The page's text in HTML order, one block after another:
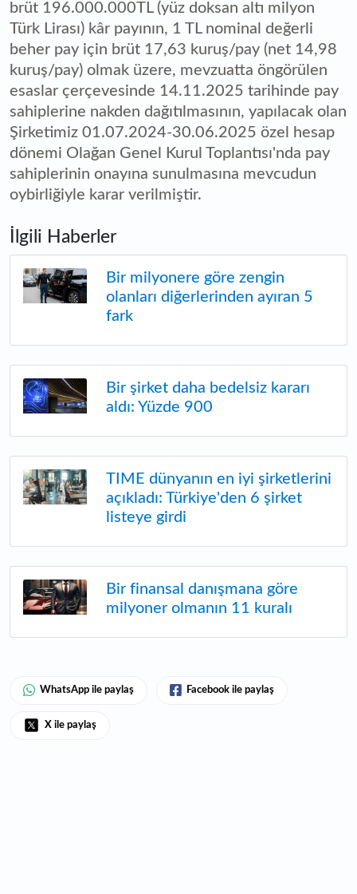
brüt 196.000.000TL (yüz doksan altı milyon
Türk Lirası) kâr payının, 1 TL nominal değerli
beher pay için brüt 17,63 kuruş/pay (net 14,98
kuruş/pay) olmak üzere, mevzuatta öngörülen
esaslar çerçevesinde 14.11.2025 tarihinde pay
sahiplerine nakden dağıtılmasının, yapılacak olan
Şirketimiz 01.07.2024-30.06.2025 özel hesap
dönemi Olağan Genel Kurul Toplantısı'nda pay
sahiplerinin onayına sunulmasına mevcudun
oybirliğiyle karar verilmiştir.
İlgili Haberler
Bir milyonere göre zengin
olanları diğerlerinden ayıran 5
fark
Bir şirket daha bedelsiz kararı
aldı: Yüzde 900
TIME dünyanın en iyi şirketlerini
açıkladı: Türkiye'den 6 şirket
listeye girdi
Bir finansal danışmana göre
milyoner olmanın 11 kuralı
WhatsApp ile paylaş Facebook ile paylaş
X ile paylaş